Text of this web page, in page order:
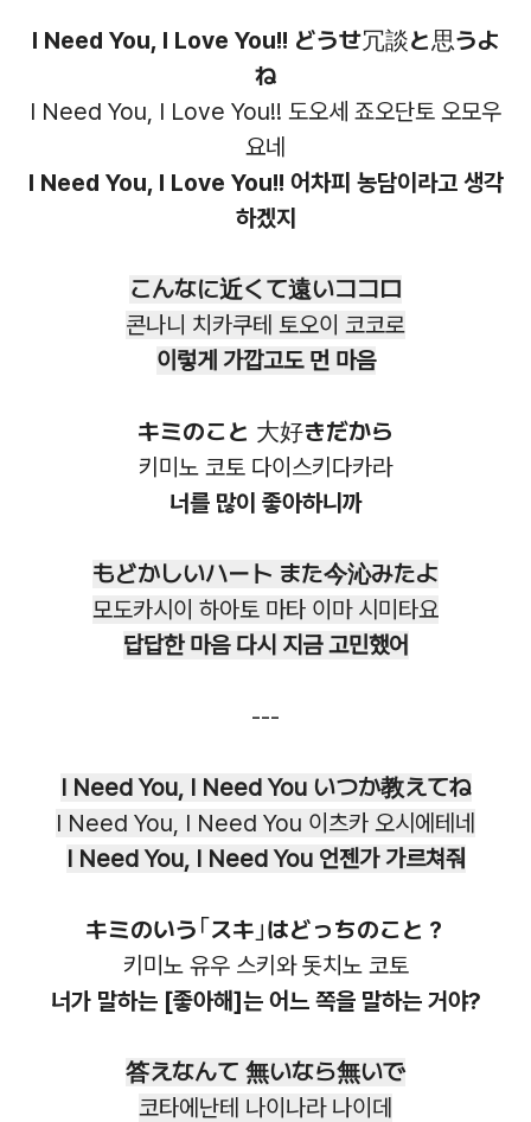
I Need You, I Love You!! どうせ冗談と思うよ
ね
I Need You, I Love You!! 도오세 죠오단토 오모우
요네
I Need You, I Love You!! 어차피 농담이라고 생각
하겠지
こんなに近くて遠いココロ
콘나니 치카쿠테 토오이 코코로
이렇게 가깝고도 먼 마음
キミのこと 大好きだから
키미노 코토 다이스키다카라
너를 많이 좋아하니까
もどかしいハート また今沁みたよ
모도카시이 하아토 마타 이마 시미타요
답답한 마음 다시 지금 고민했어
---
I Need You, I Need You いつか教えてね
I Need You, I Need You 이츠카 오시에테네
I Need You, I Need You 언젠가 가르쳐줘
キミのいう｢スキ｣はどっちのこと？
키미노 유우 스키와 돗치노 코토
너가 말하는 [좋아해]는 어느 쪽을 말하는 거야?
答えなんて 無いなら無いで
코타에난테 나이나라 나이데